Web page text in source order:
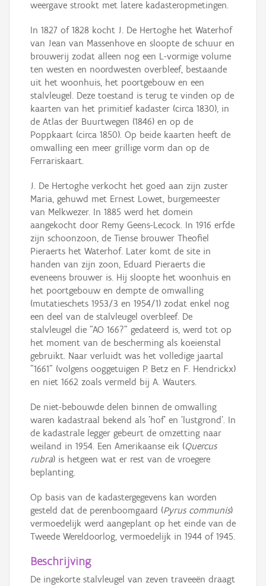
weergave strookt met latere kadasteropmetingen.
In 1827 of 1828 kocht J. De Hertoghe het Waterhof
van Jean van Massenhove en sloopte de schuur en
brouwerij zodat alleen nog een L-vormige volume
ten westen en noordwesten overbleef, bestaande
uit het woonhuis, het poortgebouw en een
stalvleugel. Deze toestand is terug te vinden op de
kaarten van het primitief kadaster (circa 1830), in
de Atlas der Buurtwegen (1846) en op de
Poppkaart (circa 1850). Op beide kaarten heeft de
omwalling een meer grillige vorm dan op de
Ferrariskaart.
J. De Hertoghe verkocht het goed aan zijn zuster
Maria, gehuwd met Ernest Lowet, burgemeester
van Melkwezer. In 1885 werd het domein
aangekocht door Remy Geens-Lecock. In 1916 erfde
zijn schoonzoon, de Tiense brouwer Theofiel
Pieraerts het Waterhof. Later komt de site in
handen van zijn zoon, Eduard Pieraerts die
eveneens brouwer is. Hij sloopte het woonhuis en
het poortgebouw en dempte de omwalling
(mutatieschets 1953/3 en 1954/1) zodat enkel nog
een deel van de stalvleugel overbleef. De
stalvleugel die "AO 166?" gedateerd is, werd tot op
het moment van de bescherming als koeienstal
gebruikt. Naar verluidt was het volledige jaartal
"1661" (volgens ooggetuigen P. Betz en F. Hendrickx)
en niet 1662 zoals vermeld bij A. Wauters.
De niet-bebouwde delen binnen de omwalling
waren kadastraal bekend als 'hof' en 'lustgrond'. In
de kadastrale legger gebeurt de omzetting naar
weiland in 1954. Een Amerikaanse eik (Quercus
rubra) is hetgeen wat er rest van de vroegere
beplanting.
Op basis van de kadastergegevens kan worden
gesteld dat de perenboomgaard (Pyrus communis)
vermoedelijk werd aangeplant op het einde van de
Tweede Wereldoorlog, vermoedelijk in 1944 of 1945.
Beschrijving
De ingekorte stalvleugel van zeven traveeën draagt